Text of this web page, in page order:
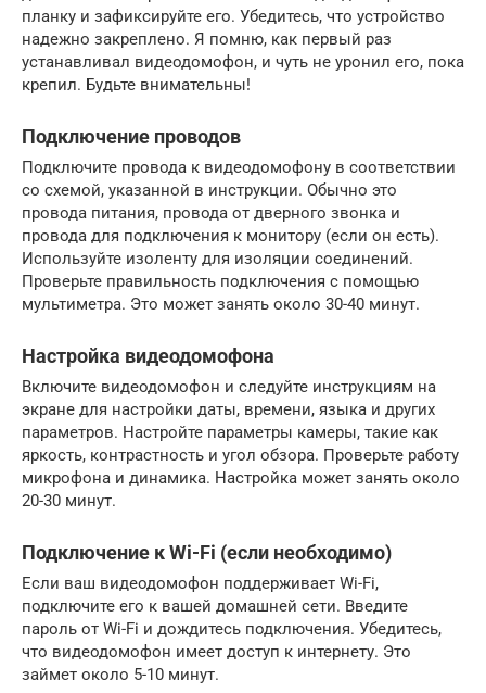
планку и зафиксируйте его. Убедитесь, что устройство
надежно закреплено. Я помню, как первый раз
устанавливал видеодомофон, и чуть не уронил его, пока
крепил. Будьте внимательны!
Подключение проводов
Подключите провода к видеодомофону в соответствии
со схемой, указанной в инструкции. Обычно это
провода питания, провода от дверного звонка и
провода для подключения к монитору (если он есть).
Используйте изоленту для изоляции соединений.
Проверьте правильность подключения с помощью
мультиметра. Это может занять около 30-40 минут.
Настройка видеодомофона
Включите видеодомофон и следуйте инструкциям на
экране для настройки даты, времени, языка и других
параметров. Настройте параметры камеры, такие как
яркость, контрастность и угол обзора. Проверьте работу
микрофона и динамика. Настройка может занять около
20-30 минут.
Подключение к Wi-Fi (если необходимо)
Если ваш видеодомофон поддерживает Wi-Fi,
подключите его к вашей домашней сети. Введите
пароль от Wi-Fi и дождитесь подключения. Убедитесь,
что видеодомофон имеет доступ к интернету. Это
займет около 5-10 минут.